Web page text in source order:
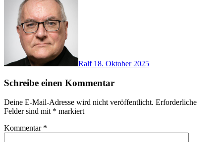
Ralf 18. Oktober 2025
Schreibe einen Kommentar
Deine E-Mail-Adresse wird nicht veröffentlicht. Erforderliche
Felder sind mit * markiert
Kommentar *